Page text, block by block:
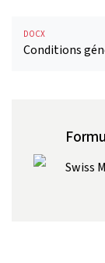
DOCX
Conditions
Swiss